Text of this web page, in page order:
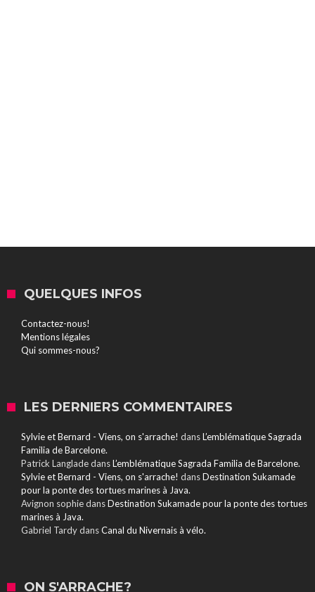
QUELQUES INFOS
Contactez-nous!
Mentions légales
Qui sommes-nous?
LES DERNIERS COMMENTAIRES
Sylvie et Bernard - Viens, on s'arrache! dansL’emblématique Sagrada
Familia de Barcelone.
Patrick LangladedansL’emblématique Sagrada Familia de Barcelone.
Sylvie et Bernard - Viens, on s'arrache! dansDestination Sukamade
pour la ponte des tortues marines à Java.
Avignon sophiedansDestination Sukamade pour la ponte des tortues
marines à Java.
Gabriel TardydansCanal du Nivernais à vélo.
ON S'ARRACHE?